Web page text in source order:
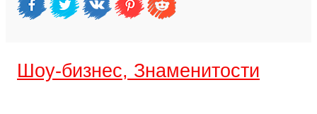
Шоу-бизнес, Знаменитости